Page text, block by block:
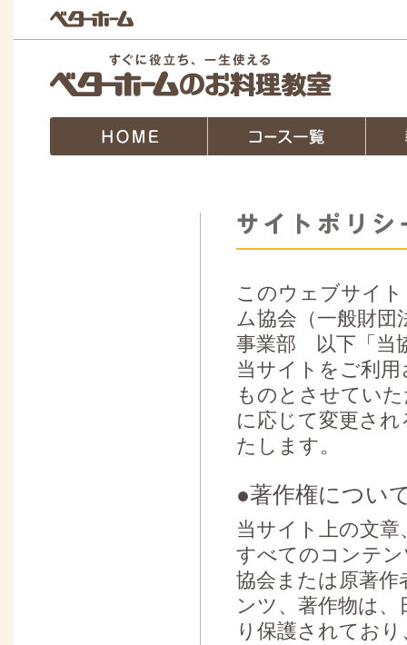
このウェブサイ
ム協会（一般財団
事業部 以下「当
当サイトをご利
ものとさせてい
に応じて変更さ
たします。
●著作権につい
当サイト上の文
すべてのコンテ
協会または原著
ンツ、著作物は
り保護されてお